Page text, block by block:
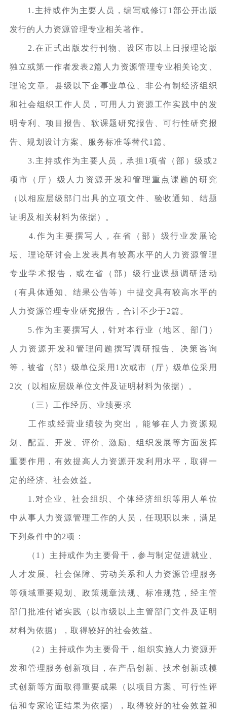
1.主持或作为主要人员，编写或修订1部公开出版
发行的人力资源管理专业相关著作。
2.在正式出版发行刊物、设区市以上日报理论版
独立或第一作者发表2篇人力资源管理专业相关论文、
理论文章。县级以下企事业单位、非公有制经济组织
和社会组织工作人员，可用人力资源工作实践中的发
明专利、项目报告、软课题研究报告、可行性研究报
告、规划设计方案、服务标准等替代1篇。
3.主持或作为主要人员，承担1项省（部）级或2
项市（厅）级人力资源开发和管理重点课题的研究
（以相应层级部门出具的立项文件、验收通知、结题
证明及相关材料为依据）。
4.作为主要撰写人，在省（部）级行业发展论
坛、理论研讨会上发表具有较高水平的人力资源管理
专业学术报告，或在省（部）级行业课题调研活动
（有具体通知、结果公告等）中提交具有较高水平的
人力资源管理专业研究报告，合计不少于2篇。
5.作为主要撰写人，针对本行业（地区、部门）
人力资源开发和管理问题撰写调研报告、决策咨询
等，被省（部）级单位采用1次或市（厅）级单位采用
2次（以相应层级单位文件及证明材料为依据）。
（三）工作经历、业绩要求
工作或经营业绩较为突出，能够在人力资源规
划、配置、开发、评价、激励、组织发展等方面发挥
重要作用，有效提高人力资源开发利用水平，取得一
定的经济、社会效益。
1.对企业、社会组织、个体经济组织等用人单位
中从事人力资源管理工作的人员，任现职以来，满足
下列条件中的2项：
（1）主持或作为主要骨干，参与制定促进就业、
人才发展、社会保障、劳动关系和人力资源管理服务
等领域重要规划、政策规章法规、标准规范，经主管
部门批准付诸实践（以市级以上主管部门文件及证明
材料为依据），取得较好的社会效益。
（2）主持或作为主要骨干，组织实施人力资源开
发和管理服务创新项目，在产品创新、技术创新或模
式创新等方面取得重要成果（以项目方案、可行性评
估和专家论证结果为依据），取得较好的社会效益和